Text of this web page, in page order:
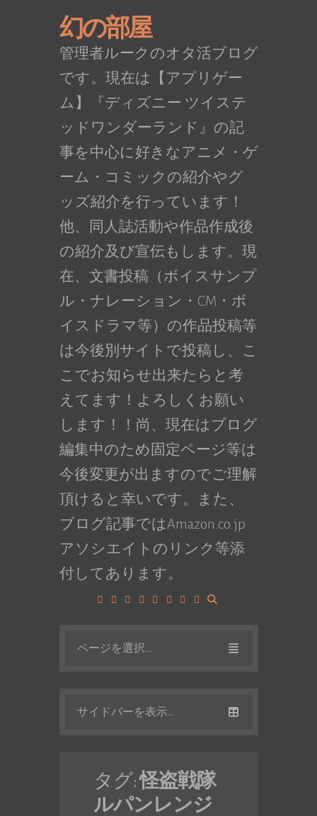
幻の部屋
管理者ルークのオタ活ブログ
です。現在は【アプリゲー
ム】『ディズニー ツイステ
ッドワンダーランド』の記
事を中心に好きなアニメ・ゲ
ーム・コミックの紹介やグ
ッズ紹介を行っています！
他、同人誌活動や作品作成後
の紹介及び宣伝もします。現
在、文書投稿（ボイスサンプ
ル・ナレーション・CM・ボ
イスドラマ等）の作品投稿等
は今後別サイトで投稿し、こ
こでお知らせ出来たらと考
えてます！よろしくお願い
します！！尚、現在はブログ
編集中のため固定ページ等は
今後変更が出ますのでご理解
頂けると幸いです。また、
ブログ記事ではAmazon.co.jp
アソシエイトのリンク等添
付してあります。
ページを選択...
サイドバーを表示...
タグ:怪盗戦隊
ルパンレンジ